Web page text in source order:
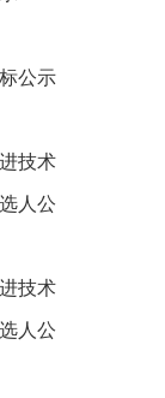
公示
技术
人公
技术
人公